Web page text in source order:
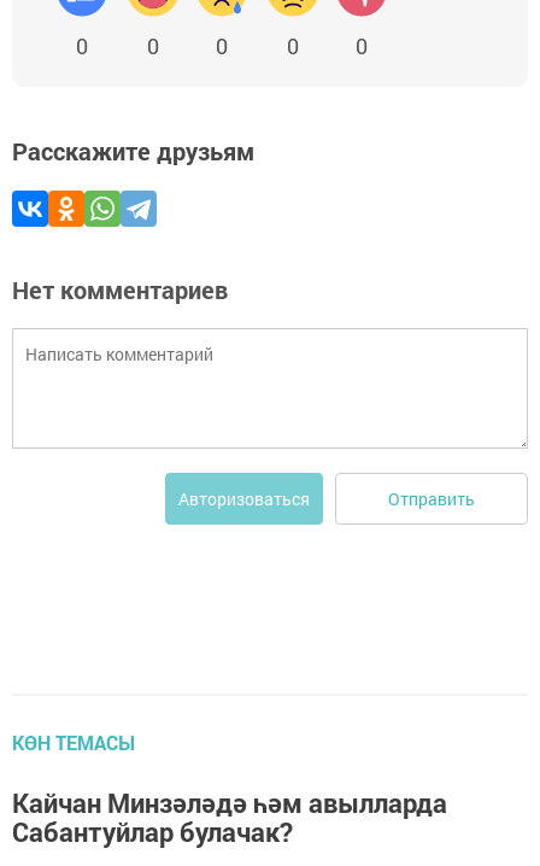
0 0 0 0 0
Расскажите друзьям
Нет комментариев
Авторизоваться Отправить
КӨН ТЕМАСЫ
Кайчан Минзәләдә һәм авылларда
Сабантуйлар булачак?